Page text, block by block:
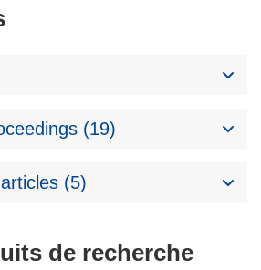
(19)
(5)
de recherche